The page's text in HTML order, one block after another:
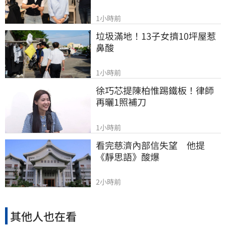
1小時前
垃圾滿地！13子女擠10坪屋惹
鼻酸
1小時前
徐巧芯提陳柏惟踢鐵板！律師
再曬1照補刀
1小時前
看完慈濟內部信失望　他提
《靜思語》酸爆
2小時前
其他人也在看